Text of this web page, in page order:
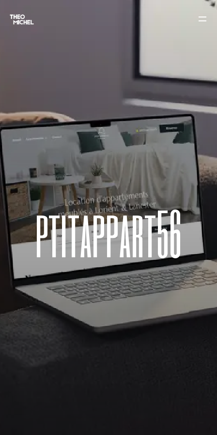
ptitappart56